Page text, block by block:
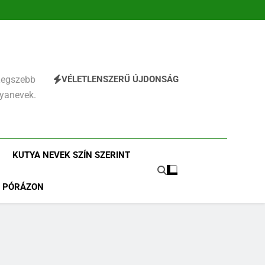
VÉLETLENSZERŰ ÚJDONSÁG
KUTYA NEVEK SZÍN SZERINT
PÓRÁZON